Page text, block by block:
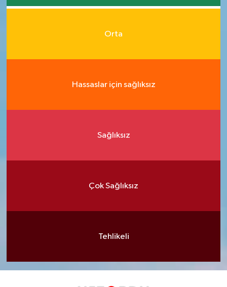
Orta
Hassaslar için sağlıksız
Sağlıksız
Çok Sağlıksız
Tehlikeli